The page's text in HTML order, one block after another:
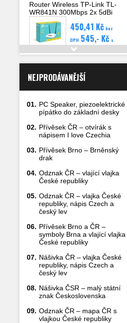
Router Wireless TP-Link TL-
WR841N 300Mbps 2x 5dBi
anténa, 4x LAN, WAN, WPS
450,41 Kč bez
DPH 545,- Kč s
DPH
Detail
NEJPRODÁVANĚJŠÍ
01. PC Speaker, piezoelektrické
pípátko do základní desky
02. Přívěsek ČR – otvírák s
nápisem I love Czechia
03. Přívěsek Brno – Brněnský
drak
04. Odznak ČR – vlající vlajka
České republiky
05. Odznak ČR – vlajka České
republiky, nápis Czech a
český lev
06. Přívěsek Brno a ČR –
symboly Brna a vlající vlajka
České republiky
07. Nášivka ČR – vlajka České
republiky, nápis Czech a
český lev
08. Nášivka ČSR – malý státní
znak Československa
09. Odznak ČR – mapa ČR s
vlajkou České republiky